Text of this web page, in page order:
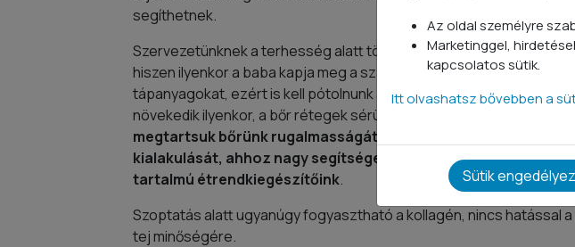
segíthetnek.
Szervezetünknek a terhesség alatt több kollagénre van szüksége,
hiszen ilyenkor a baba kapja meg a számára szükséges
tápanyagokat, ezért is kell pótolnunk a vitaminokat is. Mivel a test
növekedik ilyenkor, a bőr rétegek sérülnek és ahhoz, hogy
megtartsuk bőrünk rugalmasságát és megelőzzük a striák
kialakulását, ahhoz nagy segítséget nyújthatnak a kollagén
tartalmú étrendkiegészítőink.
Szoptatás alatt ugyanúgy fogyasztható a kollagén, nincs hatással a
tej minőségére.
Az oldal személyre
Marketinggel,
kapcsolatos sütik.
Itt olvashatsz bővebben a
Sütik